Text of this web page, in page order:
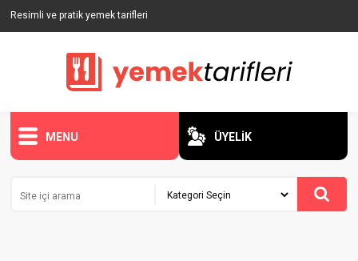
Resimli ve pratik yemek tarifleri
MENU ÜYELİK